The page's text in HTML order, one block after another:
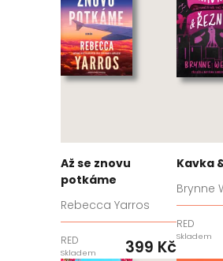
Až se znovu
potkáme
Rebecca Yarros
RED
Skladem 399 Kč
Kavka
Brynne
RED
Skladem